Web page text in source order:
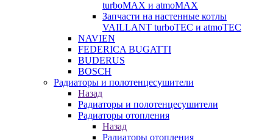
turboMAX и atmoMAX
Запчасти на настенные котлы
VAILLANT turboTEC и atmoTEC
NAVIEN
FEDERICA BUGATTI
BUDERUS
BOSCH
Радиаторы и полотенцесушители
Назад
Радиаторы и полотенцесушители
Радиаторы отопления
Назад
Радиаторы отопления